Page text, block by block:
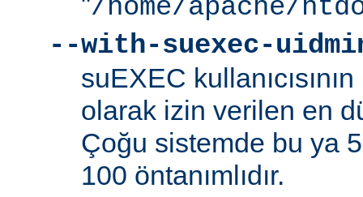
/home/apache/
--with-suexec-
suEXEC
olarak izin verilen en
Çoğu sistemde bu ya
100 öntanımlıdır.